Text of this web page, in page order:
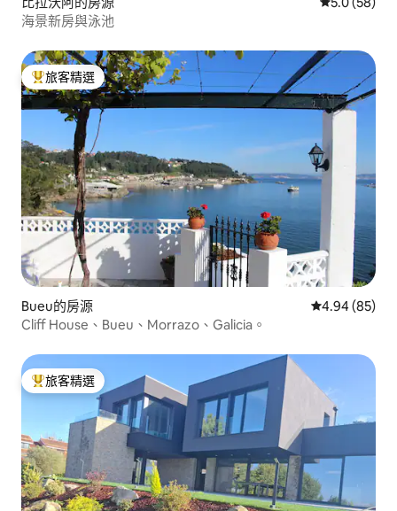
海景新房與泳池
旅客精選榜首
旅客精選
Bueu的房源 從 85 則評價
4.94 (85)
Cliff House、Bueu、Morrazo、Galicia。
旅客精選榜首
旅客精選